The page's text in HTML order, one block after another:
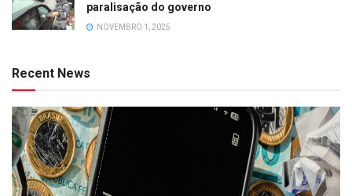
paralisação do governo
NOVEMBRO 1, 2025
Recent News